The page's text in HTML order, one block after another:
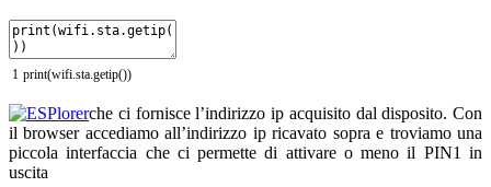
1 print(wifi.sta.getip())
che ci fornisce l’indirizzo ip acquisito dal disposito. Con
il browser accediamo all’indirizzo ip ricavato sopra e troviamo una
piccola interfaccia che ci permette di attivare o meno il PIN1 in
uscita